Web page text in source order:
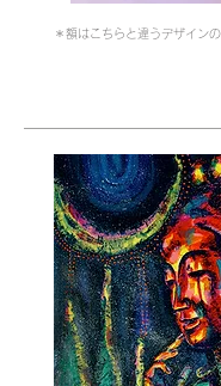
＊額はこちらと違うデザイン